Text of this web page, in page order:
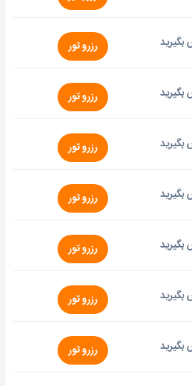
رزرو تور
رزرو تور
رزرو تور
رزرو تور
رزرو تور
رزرو تور
رزرو تور